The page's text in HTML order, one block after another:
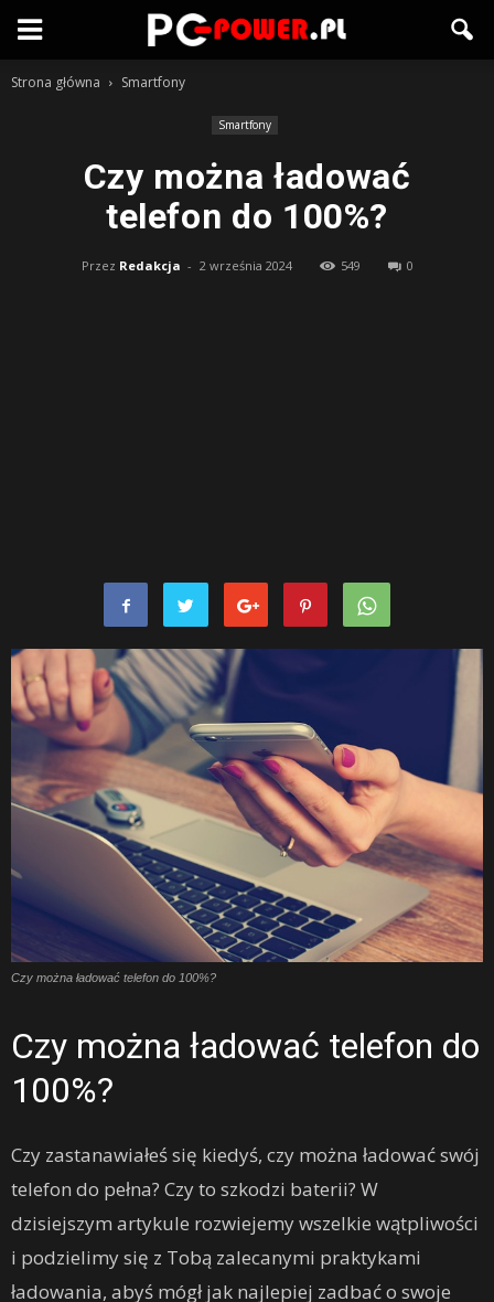
Strona główna Smartfony
Smartfony
Czy można ładować
telefon do 100%?
Przez Redakcja - 2 września 2024 549 0
Czy można ładować telefon do 100%?
Czy można ładować telefon do
100%?
Czy zastanawiałeś się kiedyś, czy można ładować swój
telefon do pełna? Czy to szkodzi baterii? W
dzisiejszym artykule rozwiejemy wszelkie wątpliwości
i podzielimy się z Tobą zalecanymi praktykami
ładowania, abyś mógł jak najlepiej zadbać o swoje